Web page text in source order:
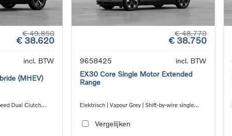
sales
24/7 Pechverhelping
Vind een verdeler
€ 49.850
€ 38.620
incl. BTW
(MHEV)
Dual Clutch
€ 48.770
€ 38.750
9658425
incl. BTW
EX30 Core Single Motor Extended
Range
Elektrisch | Vapour Grey | Shift-by-wire single
Vergelijken